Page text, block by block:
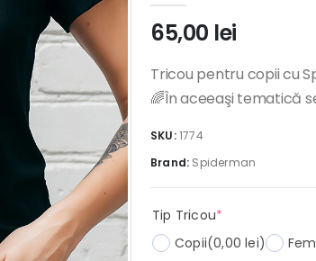
65,00 lei
Tricou pentru copii cu
🌈În aceeaşi tematică
SKU:1774
Brand: Spiderman
Tip Tricou*
Copii(0,00 lei)